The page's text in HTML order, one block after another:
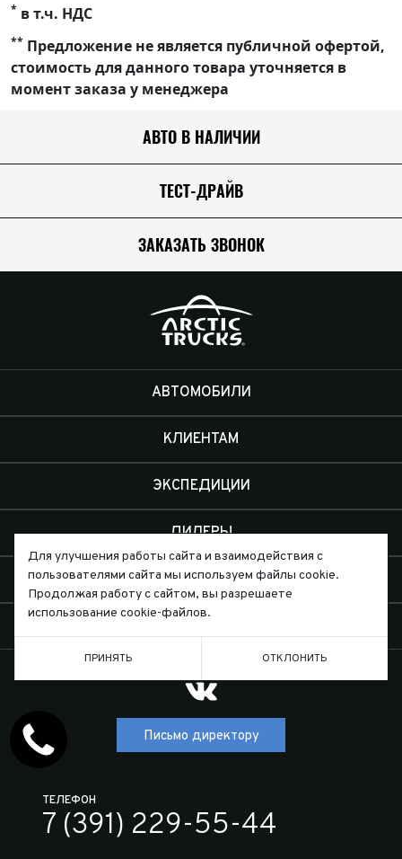
* в т.ч. НДС
** Предложение не является публичной офертой,
стоимость для данного товара уточняется в
момент заказа у менеджера
АВТО В НАЛИЧИИ
ТЕСТ-ДРАЙВ
ЗАКАЗАТЬ ЗВОНОК
АВТОМОБИЛИ
КЛИЕНТАМ
ЭКСПЕДИЦИИ
ДИЛЕРЫ
О КОМПАНИИ
Письмо директору
ТЕЛЕФОН
7 (391) 229-55-44
Для улучшения работы сайта и взаимодействия с
пользователями сайта мы используем файлы cookie.
Продолжая работу с сайтом, вы разрешаете
использование cookie-файлов.
ПРИНЯТЬ ОТКЛОНИТЬ